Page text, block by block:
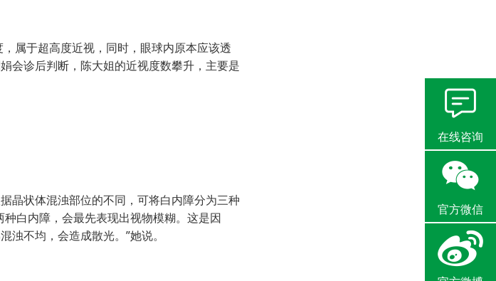
属于超高度近视，同时，眼球内原本应该透
会诊后判断，陈大姐的近视度数攀升，主要是
状体混浊部位的不同，可将白内障分为三种
白内障，会最先表现出视物模糊。这是因
不均，会造成散光。”她说。
在线咨询
官方微信